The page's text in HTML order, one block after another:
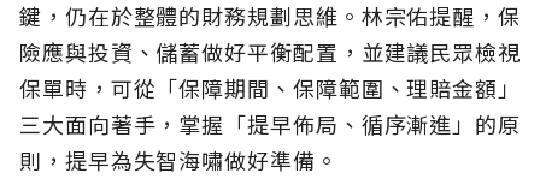
鍵，仍在於整體的財務規劃思維。 林宗佑提醒，保
險應與投資、儲蓄做好平衡配置，並建議民眾檢視
保單時，可從「保障期間、保障範圍、理賠金額」
三大面向著手，掌握「提早佈局、循序漸進」的原
則，提早為失智海嘯做好準備。